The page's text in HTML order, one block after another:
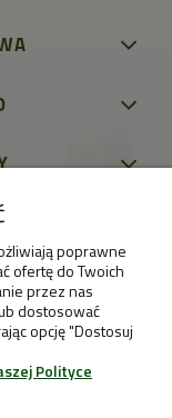
poprawne
ofertę do Twoich
przez nas
dostosować
opcję "Dostosuj
Polityce